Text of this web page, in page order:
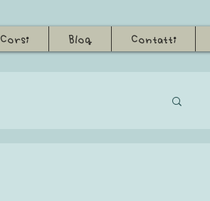
Corsi Blog Contatti